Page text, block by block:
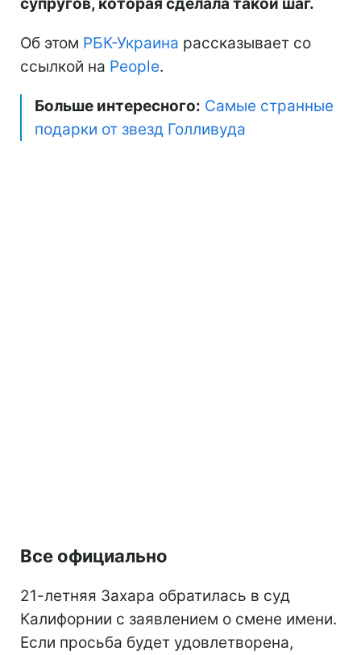
Об этом РБК-Украина рассказывает со
ссылкой на Рeople.
Больше интересного: Самые странные
подарки от звезд Голливуда
Все официально
21-летняя Захара обратилась в суд
Калифорнии с заявлением о смене имени.
Если просьба будет удовлетворена,